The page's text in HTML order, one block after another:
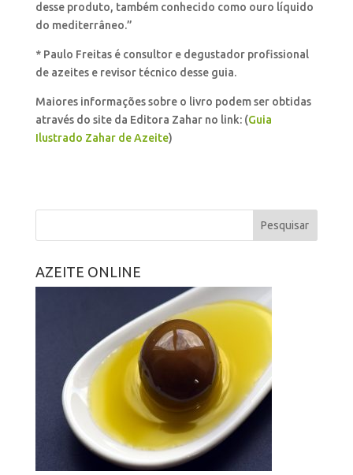
desse produto, também conhecido como ouro líquido
do mediterrâneo.”
* Paulo Freitas é consultor e degustador profissional
de azeites e revisor técnico desse guia.
Maiores informações sobre o livro podem ser obtidas
através do site da Editora Zahar no link: (Guia
Ilustrado Zahar de Azeite)
AZEITE ONLINE